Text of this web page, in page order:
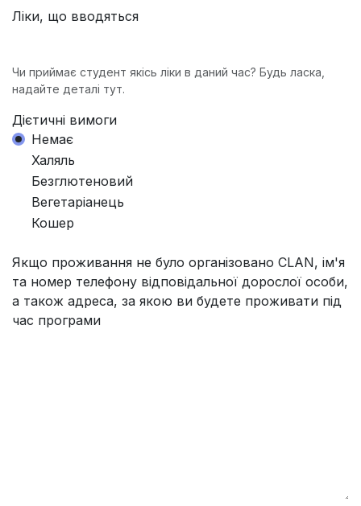
Ліки, що вводяться
Чи приймає студент якісь ліки в даний час? Будь ласка,
надайте деталі тут.
Дієтичні вимоги
Немає
Халяль
Безглютеновий
Вегетаріанець
Кошер
Якщо проживання не було організовано CLAN, ім'я
та номер телефону відповідальної дорослої особи,
а також адреса, за якою ви будете проживати під
час програми